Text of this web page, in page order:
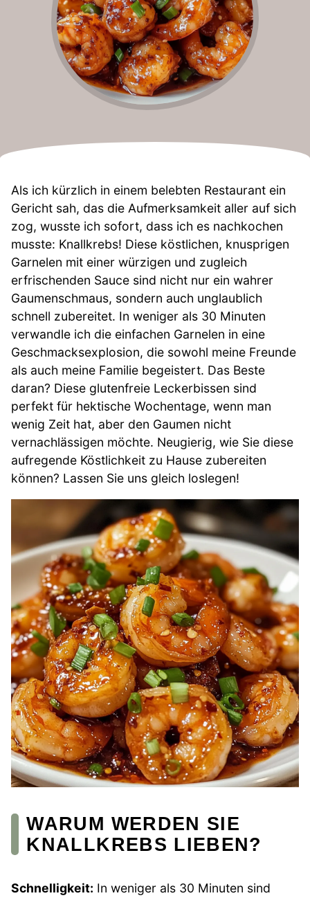
Als ich kürzlich in einem belebten Restaurant ein
Gericht sah, das die Aufmerksamkeit aller auf sich
zog, wusste ich sofort, dass ich es nachkochen
musste: Knallkrebs! Diese köstlichen, knusprigen
Garnelen mit einer würzigen und zugleich
erfrischenden Sauce sind nicht nur ein wahrer
Gaumenschmaus, sondern auch unglaublich
schnell zubereitet. In weniger als 30 Minuten
verwandle ich die einfachen Garnelen in eine
Geschmacksexplosion, die sowohl meine Freunde
als auch meine Familie begeistert. Das Beste
daran? Diese glutenfreie Leckerbissen sind
perfekt für hektische Wochentage, wenn man
wenig Zeit hat, aber den Gaumen nicht
vernachlässigen möchte. Neugierig, wie Sie diese
aufregende Köstlichkeit zu Hause zubereiten
können? Lassen Sie uns gleich loslegen!
WARUM WERDEN SIE
KNALLKREBS LIEBEN?
Schnelligkeit: In weniger als 30 Minuten sind